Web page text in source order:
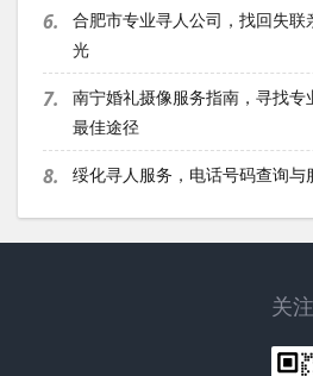
6.
合肥市专业寻人公司，找回失联
光
7.
南宁婚礼摄像服务指南，寻找专
最佳途径
8. 绥化寻人服务，电话号码查询与
关